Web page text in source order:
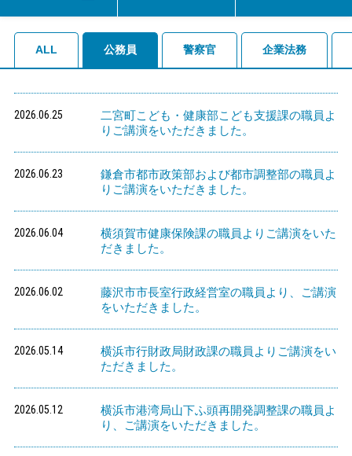
ALL 公務員 警察官 企業法務
2026.06.25
二宮町こども・健康部こども支援課の職員よ
りご講演をいただきました。
2026.06.23
鎌倉市都市政策部および都市調整部の職員よ
りご講演をいただきました。
2026.06.04
横須賀市健康保険課の職員よりご講演をいた
だきました。
2026.06.02
藤沢市市長室行政経営室の職員より、ご講演
をいただきました。
2026.05.14
横浜市行財政局財政課の職員よりご講演をい
ただきました。
2026.05.12
横浜市港湾局山下ふ頭再開発調整課の職員よ
り、ご講演をいただきました。